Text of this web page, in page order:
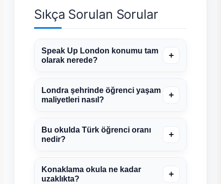
Sıkça Sorulan Sorular
Speak Up London konumu tam
olarak nerede?
+
Londra şehrinde öğrenci yaşam
maliyetleri nasıl?
+
Bu okulda Türk öğrenci oranı
nedir?
+
Konaklama okula ne kadar
uzaklıkta?
+